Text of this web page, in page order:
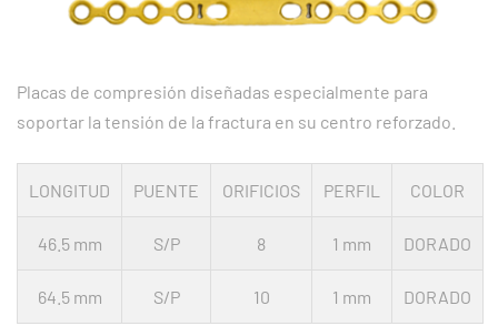
Placas de compresión diseñadas especialmente para
soportar la tensión de la fractura en su centro reforzado.
LONGITUD PUENTE ORIFICIOS PERFIL COLOR
46.5 mm S/P 8 1 mm DORADO
64.5 mm S/P 10 1 mm DORADO